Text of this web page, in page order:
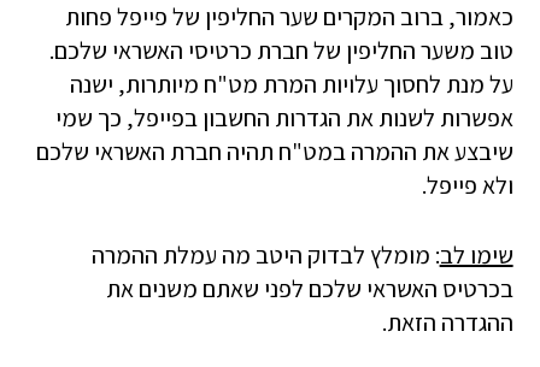
כאמור, ברוב המקרים שער החליפין של פייפל פחות
טוב משער החליפין של חברת כרטיסי האשראי שלכם.
על מנת לחסוך עלויות המרת מט"ח מיותרות, ישנה
אפשרות לשנות את הגדרות החשבון בפייפל, כך שמי
שיבצע את ההמרה במט"ח תהיה חברת האשראי שלכם
ולא פייפל.
שימו לב: מומלץ לבדוק היטב מה עמלת ההמרה
בכרטיס האשראי שלכם לפני שאתם משנים את
ההגדרה הזאת.